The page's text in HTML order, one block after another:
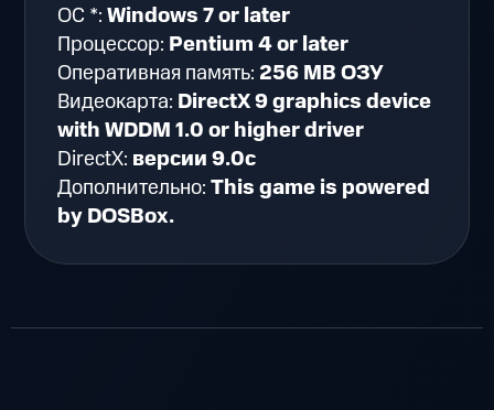
ОС *:Windows 7 or later
Процессор: Pentium 4 or later
Оперативная память: 256 MB ОЗУ
Видеокарта: DirectX 9 graphics device
with WDDM 1.0 or higher driver
DirectX: версии 9.0c
Дополнительно:This game is powered
by DOSBox.